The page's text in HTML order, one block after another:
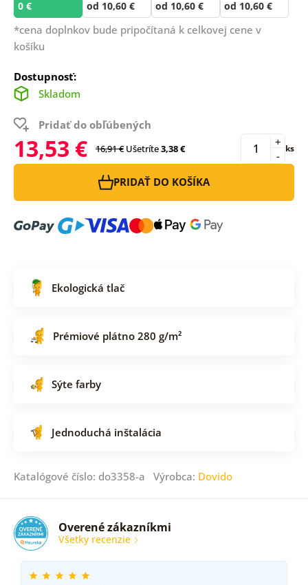
0 € od 10,60 € od 10,60 € od 10,60 €
*cena doplnkov bude pripočítaná k celkovej cene v
košíku
Dostupnosť:
Skladom
Pridať do obľúbených
13,53 € 16,91 € Ušetríte3,38 € -
+ ks
PRIDAŤ DO KOŠÍKA
Ekologická tlač
Prémiové plátno 280 g/m²
Sýte farby
Jednoduchá inštalácia
Katalógové číslo: do3358-a Výrobca: Dovido
Overené zákazníkmi
Všetky recenzie